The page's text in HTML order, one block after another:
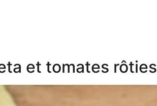
et tomates rôties